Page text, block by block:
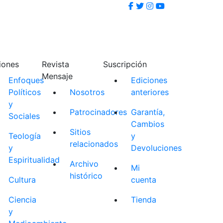
Enfoques
Políticos
y
Sociales
Teología
y
Espiritualidad
Cultura
Ciencia
y
Revista
Mensaje
Nosotros
Patrocinadores
Sitios
relacionados
Archivo
histórico
Suscripción
Ediciones
anteriores
Garantía,
Cambios
y
Devoluciones
Mi
cuenta
Tienda